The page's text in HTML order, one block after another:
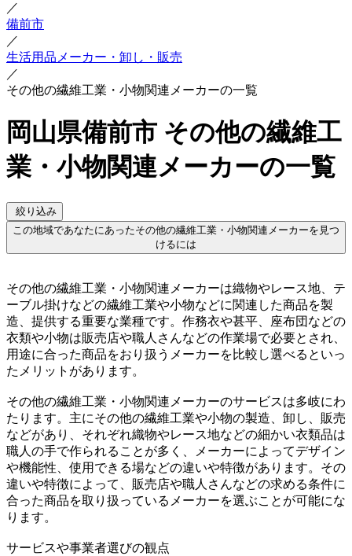
／
備前市
／
生活用品メーカー・卸し・販売
／
その他の繊維工業・小物関連メーカーの一覧
岡山県備前市 その他の繊維工
業・小物関連メーカーの一覧
絞り込み
この地域であなたにあったその他の繊維工業・小物関連メーカーを見つ
けるには
その他の繊維工業・小物関連メーカーは織物やレース地、テ
ーブル掛けなどの繊維工業や小物などに関連した商品を製
造、提供する重要な業種です。作務衣や甚平、座布団などの
衣類や小物は販売店や職人さんなどの作業場で必要とされ、
用途に合った商品をおり扱うメーカーを比較し選べるといっ
たメリットがあります。
その他の繊維工業・小物関連メーカーのサービスは多岐にわ
たります。主にその他の繊維工業や小物の製造、卸し、販売
などがあり、それぞれ織物やレース地などの細かい衣類品は
職人の手で作られることが多く、メーカーによってデザイン
や機能性、使用できる場などの違いや特徴があります。その
違いや特徴によって、販売店や職人さんなどの求める条件に
合った商品を取り扱っているメーカーを選ぶことが可能にな
ります。
サービスや事業者選びの観点